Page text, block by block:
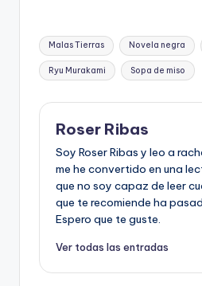
Etiquetas:
Malas Tierras Novela negra
Ryu Murakami Sopa de miso
Roser Ribas
Soy Roser Ribas y leo a
me he convertido en una
que no soy capaz de leer
que te recomiende ha
Espero que te guste.
Ver todas las entradas